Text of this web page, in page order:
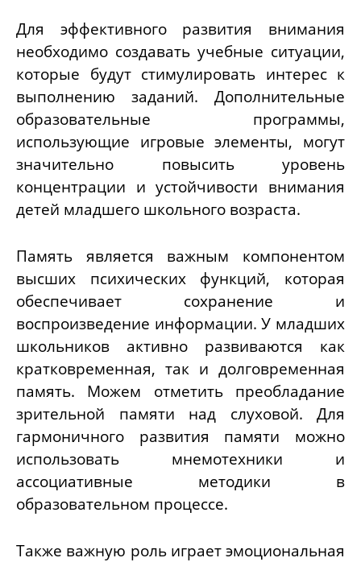
Для эффективного развития внимания
необходимо создавать учебные ситуации,
которые будут стимулировать интерес к
выполнению заданий. Дополнительные
образовательные программы,
использующие игровые элементы, могут
значительно повысить уровень
концентрации и устойчивости внимания
детей младшего школьного возраста.
Память является важным компонентом
высших психических функций, которая
обеспечивает сохранение и
воспроизведение информации. У младших
школьников активно развиваются как
кратковременная, так и долговременная
память. Можем отметить преобладание
зрительной памяти над слуховой. Для
гармоничного развития памяти можно
использовать мнемотехники и
ассоциативные методики в
образовательном процессе.
Также важную роль играет эмоциональная